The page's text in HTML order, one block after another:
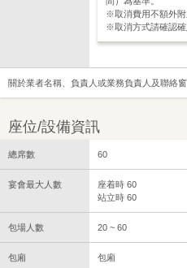
※取消費用不額外附
※取消方式請確認確
關於業者名稱、負責人或業務負責人及聯絡窗
座位/設備資訊
總席數 60
宴會最大人數
座着時 60
站立時 60
包場人數 20 ~ 60
包廂 包廂